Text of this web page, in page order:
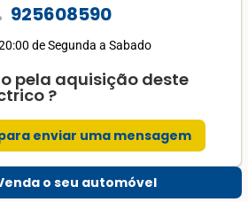
925608590
de Segunda a Sabado
pela aquisição deste
?
enviar uma mensagem
o seu automóvel